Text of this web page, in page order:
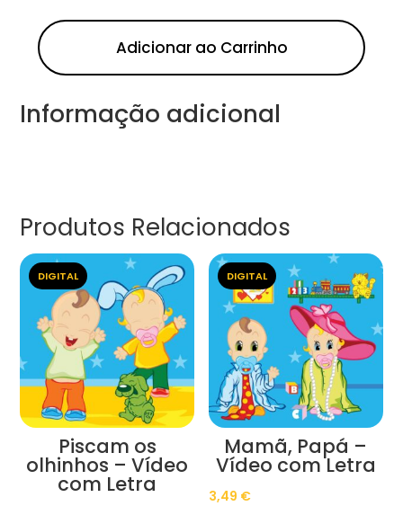
Adicionar ao Carrinho
Informação adicional
Produtos Relacionados
DIGITAL
Piscam os
olhinhos – Vídeo
com Letra
DIGITAL
Mamã, Papá –
Vídeo com Letra
3,49 €